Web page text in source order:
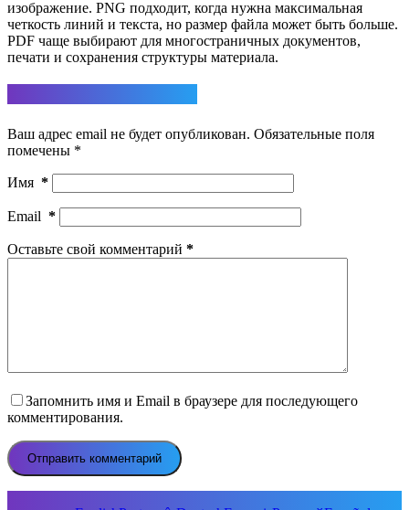
изображение. PNG подходит, когда нужна максимальная
четкость линий и текста, но размер файла может быть больше.
PDF чаще выбирают для многостраничных документов,
печати и сохранения структуры материала.
Ваш адрес email не будет опубликован. Обязательные поля
помечены *
Имя *
Email *
Оставьте свой комментарий *
Запомнить имя и Email в браузере для последующего
комментирования.
Отправить комментарий